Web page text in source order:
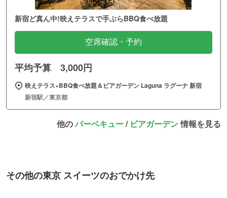
新宿ど真ん中!映えテラスで手ぶらBBQ食べ放題
空席確認・予約
平均予算 3,000円
映えテラス×BBQ食べ放題＆ビアガーデン Laguna ラグーナ 新宿
新宿駅／東京都
他のバーベキュー/ ビアガーデン情報を見る
その他の東京 スイーツのおでかけ先